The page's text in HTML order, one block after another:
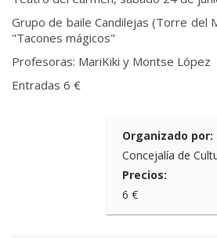
Grupo de baile Candilejas (Torre del
"Tacones mágicos"
Profesoras: MariKiki y Montse López
Entradas 6 €
Organizado por:
Concejalía de
Precios:
6 €